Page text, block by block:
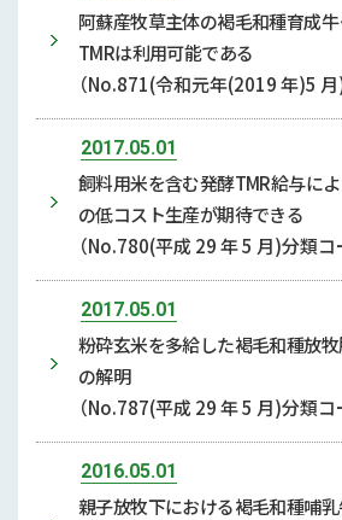
阿蘇産牧草主体の褐毛和種育成牛
TMRは利用可能である
（No.871(令和元年(2019 年)5
2017.05.01
飼料用米を含む発酵TMR給与に
の低コスト生産が期待できる
（No.780(平成 29 年 5 月)分類コ
2017.05.01
粉砕玄米を多給した褐毛和種放
の解明
（No.787(平成 29 年 5 月)分類コ
2016.05.01
親子放牧下における褐毛和種哺